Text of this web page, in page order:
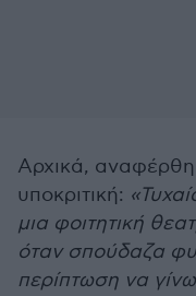
Αρχικά,
υποκριτική:
μια φοιτητική
όταν σπούδαζα
περίπτωση να